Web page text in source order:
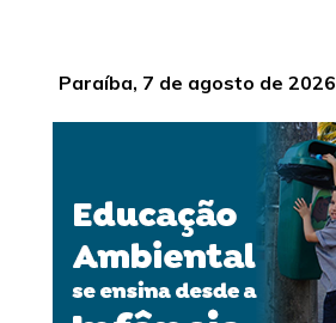
Paraíba, 7 de agosto de 2026